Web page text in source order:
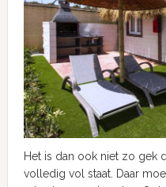
Het is dan ook niet zo gek
volledig vol staat. Daar